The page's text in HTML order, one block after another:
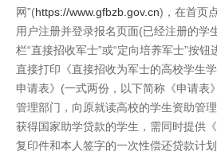
网”(https://www.gfbzb.gov.cn)，在首页
用户注册并登录报名页面(已经注册的学
栏“直接招收军士”或“定向培养军士”按钮
直接打印《直接招收为军士的高校学生
申请表》(一式两份，以下简称《申请表
管理部门，向原就读高校的学生资助管
获得国家助学贷款的学生，需同时提供
复印件和本人签字的一次性偿还贷款计划